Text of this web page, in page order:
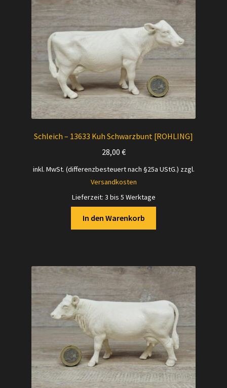
Widerrufsbelehrung
Datenschutzerklärung
Impressum
Schleich – 13633 Kuh Schwarzbunt [ROHLING]
28,00 €
inkl. MwSt. (differenzbesteuert nach §25a UStG.) zzgl.
Versandkosten
Lieferzeit: 3 bis 5 Werktage
In den Warenkorb